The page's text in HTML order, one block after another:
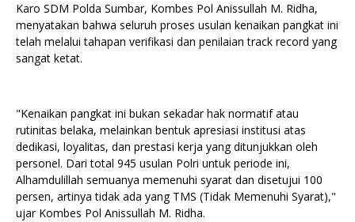
Karo SDM Polda Sumbar, Kombes Pol Anissullah M. Ridha,
menyatakan bahwa seluruh proses usulan kenaikan pangkat ini
telah melalui tahapan verifikasi dan penilaian track record yang
sangat ketat.
"Kenaikan pangkat ini bukan sekadar hak normatif atau
rutinitas belaka, melainkan bentuk apresiasi institusi atas
dedikasi, loyalitas, dan prestasi kerja yang ditunjukkan oleh
personel. Dari total 945 usulan Polri untuk periode ini,
Alhamdulillah semuanya memenuhi syarat dan disetujui 100
persen, artinya tidak ada yang TMS (Tidak Memenuhi Syarat),"
ujar Kombes Pol Anissullah M. Ridha.